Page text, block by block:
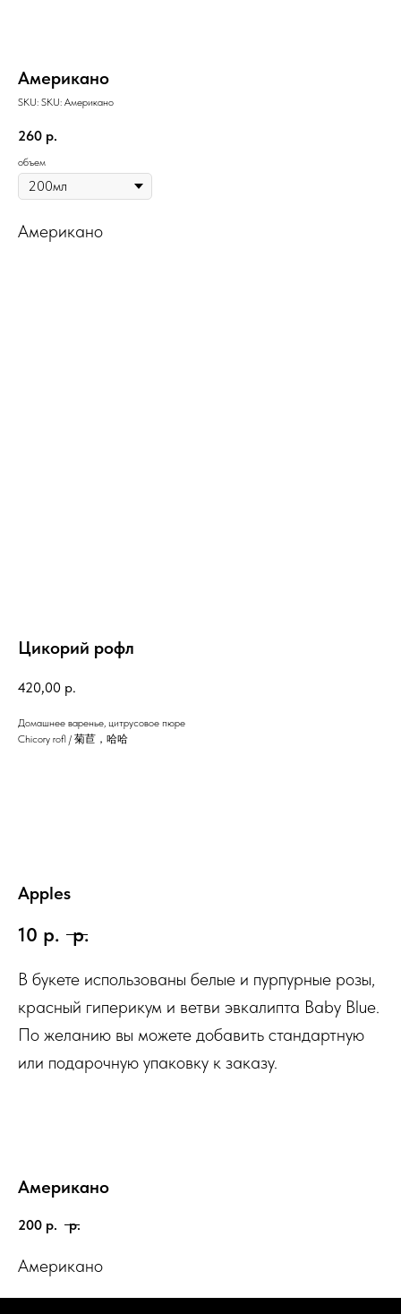
Американо
SKU: SKU: Американо
260 р.
объем
Американо
Цикорий рофл
420,00 р.
Домашнее варенье, цитрусовое пюре
Chicory rofl / 菊苣，哈哈
Apples
10 р. р.
В букете использованы белые и пурпурные розы,
красный гиперикум и ветви эвкалипта Baby Blue.
По желанию вы можете добавить стандартную
или подарочную упаковку к заказу.
Американо
200 р. р.
Американо